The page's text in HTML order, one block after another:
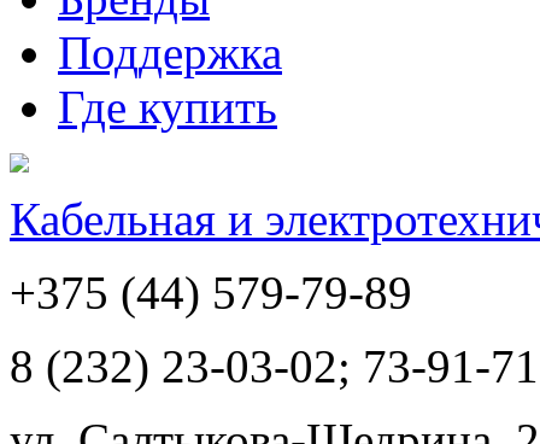
Поддержка
Где купить
Кабельная и
+375 (44) 579-79-89
8 (232) 23-03-02; 73-91-71